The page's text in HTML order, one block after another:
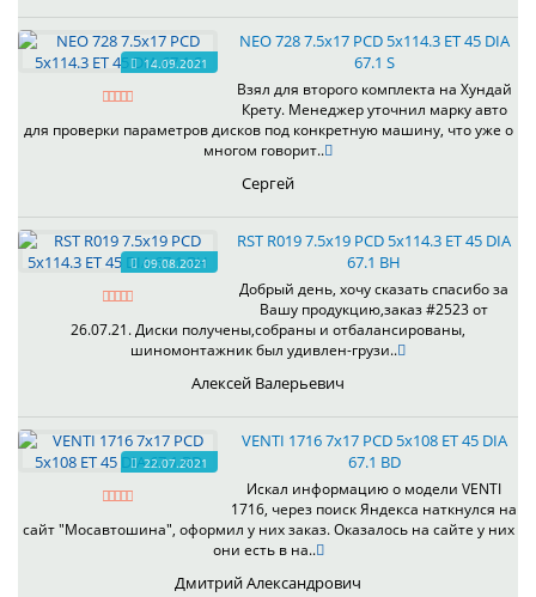
14.09.2021
NEO 728 7.5x17 PCD 5x114.3 ET 45 DIA
67.1 S
Взял для второго комплекта на Хундай
Крету. Менеджер уточнил марку авто
для проверки параметров дисков под конкретную машину, что уже о
многом говорит..
Сергей
09.08.2021
RST R019 7.5x19 PCD 5x114.3 ET 45 DIA
67.1 BH
Добрый день, хочу сказать спасибо за
Вашу продукцию,заказ #2523 от
26.07.21. Диски получены,собраны и отбалансированы,
шиномонтажник был удивлен-грузи..
Алексей Валерьевич
22.07.2021
VENTI 1716 7x17 PCD 5x108 ET 45 DIA
67.1 BD
Искал информацию о модели VENTI
1716, через поиск Яндекса наткнулся на
сайт "Мосавтошина", оформил у них заказ. Оказалось на сайте у них
они есть в на..
Дмитрий Александрович